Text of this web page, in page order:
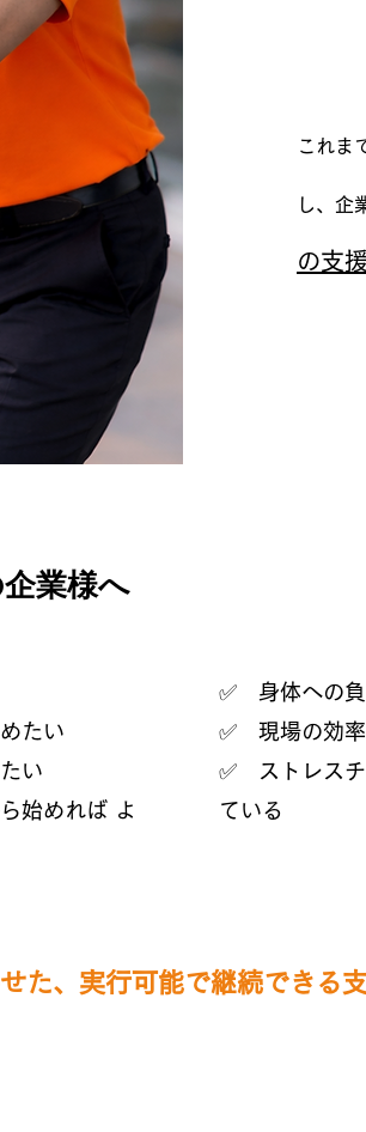
これま
し、企
の支援
業様へ
たい
い
始めれば よ
✅ 身体への負
✅ 現場の効
✅ ストレスチ
ている
た、実行可能で継続できる